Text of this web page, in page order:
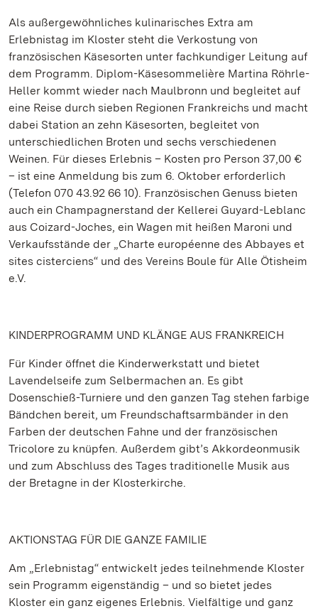
Als außergewöhnliches kulinarisches Extra am
Erlebnistag im Kloster steht die Verkostung von
französischen Käsesorten unter fachkundiger Leitung auf
dem Programm. Diplom-Käsesommelière Martina Röhrle-
Heller kommt wieder nach Maulbronn und begleitet auf
eine Reise durch sieben Regionen Frankreichs und macht
dabei Station an zehn Käsesorten, begleitet von
unterschiedlichen Broten und sechs verschiedenen
Weinen. Für dieses Erlebnis – Kosten pro Person 37,00 €
– ist eine Anmeldung bis zum 6. Oktober erforderlich
(Telefon 070 43.92 66 10). Französischen Genuss bieten
auch ein Champagnerstand der Kellerei Guyard-Leblanc
aus Coizard-Joches, ein Wagen mit heißen Maroni und
Verkaufsstände der „Charte européenne des Abbayes et
sites cisterciens“ und des Vereins Boule für Alle Ötisheim
e.V.
KINDERPROGRAMM UND KLÄNGE AUS FRANKREICH
Für Kinder öffnet die Kinderwerkstatt und bietet
Lavendelseife zum Selbermachen an. Es gibt
Dosenschieß-Turniere und den ganzen Tag stehen farbige
Bändchen bereit, um Freundschaftsarmbänder in den
Farben der deutschen Fahne und der französischen
Tricolore zu knüpfen. Außerdem gibt’s Akkordeonmusik
und zum Abschluss des Tages traditionelle Musik aus
der Bretagne in der Klosterkirche.
AKTIONSTAG FÜR DIE GANZE FAMILIE
Am „Erlebnistag“ entwickelt jedes teilnehmende Kloster
sein Programm eigenständig – und so bietet jedes
Kloster ein ganz eigenes Erlebnis. Vielfältige und ganz